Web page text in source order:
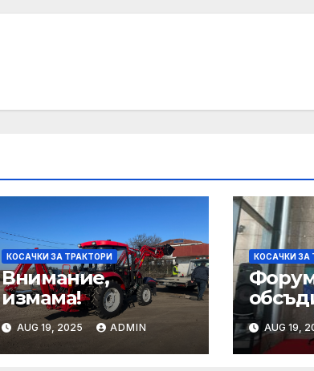
КОСАЧКИ ЗА ТРАКТОРИ
Внимание,
измама!
AUG 19, 2025 ADMIN
КОСАЧКИ ЗА
AUG 19,